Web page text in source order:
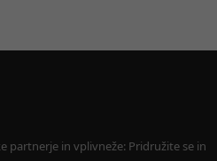
partnerje in vplivneže: Pridružite se in